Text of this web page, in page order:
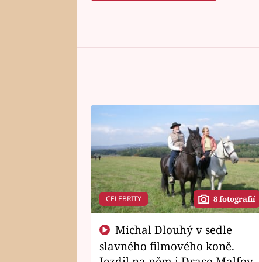
CELEBRITY 8 fotografií
slavného filmového koně.